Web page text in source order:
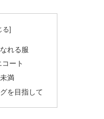
れる服
ート
満
を目指して